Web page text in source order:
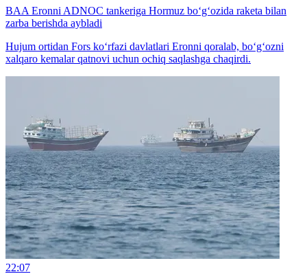
BAA Eronni ADNOC tankeriga Hormuz bo‘g‘ozida raketa bilan
zarba berishda aybladi
Hujum ortidan Fors ko‘rfazi davlatlari Eronni qoralab, bo‘g‘ozni
xalqaro kemalar qatnovi uchun ochiq saqlashga chaqirdi.
22:07